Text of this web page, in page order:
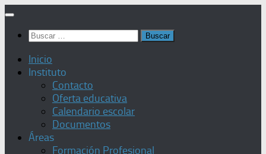
Saltar
contenido
Buscar:
Inicio
Instituto
Contacto
Oferta educativa
Calendario escolar
Documentos
Áreas
Formación Profesional